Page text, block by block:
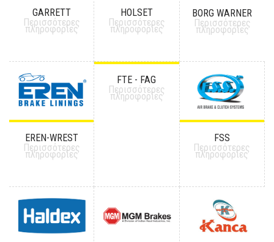
GARRETT
Περισσότερες
πληροφορίες
HOLSET
Περισσότερες
πληροφορίες
BORG WARNER
Περισσότερες
πληροφορίες
EREN-WREST
Περισσότερες
πληροφορίες
FTE - FAG
Περισσότερες
πληροφορίες
FSS
Περισσότερες
πληροφορίες